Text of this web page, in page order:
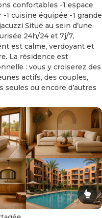
confortables -1 espace
-1 cuisine équipée -1 grande
Situé au sein d’une
24h/24 et 7j/7,
est calme, verdoyant et
La résidence est
: vous y croiserez des
actifs, des couples,
seules ou encore d’autres